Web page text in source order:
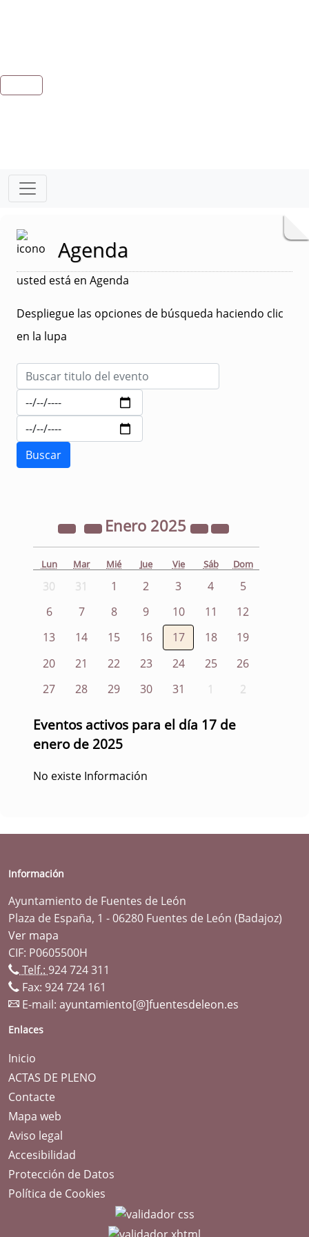
Agenda
usted está en Agenda
Despliegue las opciones de búsqueda haciendo clic
en la lupa
Enero 2025
Lun Mar Mié Jue Vie Sáb Dom
30 31 1 2 3 4
5
6
7 8 9 10 11
12
13
14 15 16 17 18
19
20
21 22 23 24 25
26
27
28 29 30 31 1 2
Eventos activos para el día 17 de
enero de 2025
No existe Información
Información
Ayuntamiento de Fuentes de León
Plaza de España, 1 - 06280 Fuentes de León (Badajoz)
Ver mapa
CIF: P0605500H
Telf.: 924 724 311
Fax: 924 724 161
E-mail: ayuntamiento[@]fuentesdeleon.es
Enlaces
Inicio
ACTAS DE PLENO
Contacte
Mapa web
Aviso legal
Accesibilidad
Protección de Datos
Política de Cookies